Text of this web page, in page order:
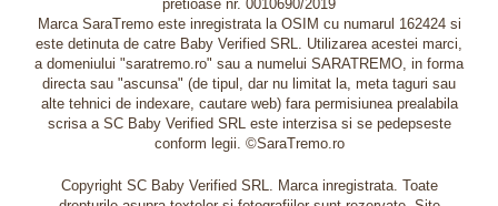
pretioase nr. 0010690/2019
Marca SaraTremo este inregistrata la OSIM cu numarul 162424 si
este detinuta de catre Baby Verified SRL. Utilizarea acestei marci,
a domeniului "saratremo.ro" sau a numelui SARATREMO, in forma
directa sau "ascunsa" (de tipul, dar nu limitat la, meta taguri sau
alte tehnici de indexare, cautare web) fara permisiunea prealabila
scrisa a SC Baby Verified SRL este interzisa si se pedepseste
conform legii. ©SaraTremo.ro
Copyright SC Baby Verified SRL. Marca inregistrata. Toate